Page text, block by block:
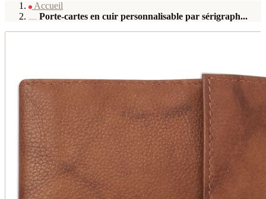
Accueil
Porte-cartes en cuir personnalisable par sérigraph...